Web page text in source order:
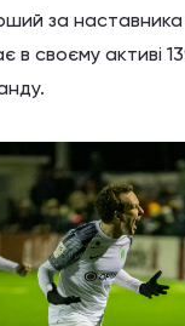
за
своєму активі